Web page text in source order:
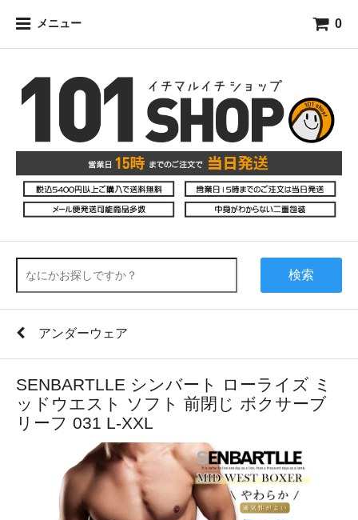
メニュー 0
検索
アンダーウェア
SENBARTLLE シンバート ローライズ ミ
ッドウエスト ソフト 前閉じ ボクサーブ
リーフ 031 L-XXL